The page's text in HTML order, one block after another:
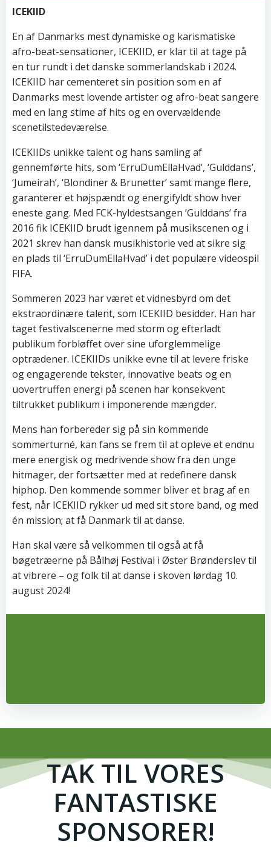
ICEKIID
En af Danmarks mest dynamiske og karismatiske
afro-beat-sensationer, ICEKIID, er klar til at tage på
en tur rundt i det danske sommerlandskab i 2024.
ICEKIID har cementeret sin position som en af
Danmarks mest lovende artister og afro-beat sangere
med en lang stime af hits og en overvældende
scenetilstedeværelse.
ICEKIIDs unikke talent og hans samling af
gennemførte hits, som ‘ErruDumEllaHvad’, ‘Gulddans’,
‘Jumeirah’, ‘Blondiner & Brunetter’ samt mange flere,
garanterer et højspændt og energifyldt show hver
eneste gang. Med FCK-hyldestsangen ’Gulddans’ fra
2016 fik ICEKIID brudt igennem på musikscenen og i
2021 skrev han dansk musikhistorie ved at sikre sig
en plads til ‘ErruDumEllaHvad’ i det populære videospil
FIFA.
Sommeren 2023 har været et vidnesbyrd om det
ekstraordinære talent, som ICEKIID besidder. Han har
taget festivalscenerne med storm og efterladt
publikum forbløffet over sine uforglemmelige
optrædener. ICEKIIDs unikke evne til at levere friske
og engagerende tekster, innovative beats og en
uovertruffen energi på scenen har konsekvent
tiltrukket publikum i imponerende mængder.
Mens han forbereder sig på sin kommende
sommerturné, kan fans se frem til at opleve et endnu
mere energisk og medrivende show fra den unge
hitmager, der fortsætter med at redefinere dansk
hiphop. Den kommende sommer bliver et brag af en
fest, når ICEKIID rykker ud med sit store band, og med
én mission; at få Danmark til at danse.
Han skal være så velkommen til også at få
bøgetræerne på Bålhøj Festival i Øster Brønderslev til
at vibrere – og folk til at danse i skoven lørdag 10.
august 2024!
TAK TIL VORES
FANTASTISKE
SPONSORER!